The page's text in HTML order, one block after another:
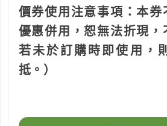
價券使用注意事項：本券
優惠併用，恕無法折現，
若未於訂購時即使用，
抵。）